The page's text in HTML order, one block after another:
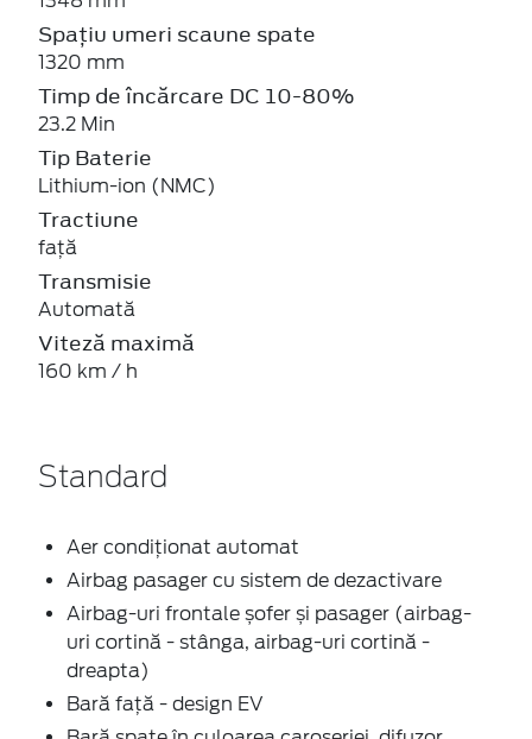
Spațiu umeri scaune spate
1320 mm
Timp de încărcare DC 10-80%
23.2 Min
Tip Baterie
Lithium-ion (NMC)
Tractiune
față
Transmisie
Automată
Viteză maximă
160 km / h
Standard
Aer condiționat automat
Airbag pasager cu sistem de dezactivare
Airbag-uri frontale șofer și pasager (airbag-
uri cortină - stânga, airbag-uri cortină -
dreapta)
Bară față - design EV